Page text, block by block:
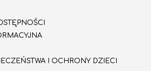
I OCHRONY DZIECI